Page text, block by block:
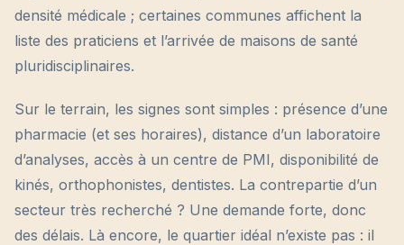
densité médicale ; certaines communes affichent la
liste des praticiens et l’arrivée de maisons de santé
pluridisciplinaires.
Sur le terrain, les signes sont simples : présence d’une
pharmacie (et ses horaires), distance d’un laboratoire
d’analyses, accès à un centre de PMI, disponibilité de
kinés, orthophonistes, dentistes. La contrepartie d’un
secteur très recherché ? Une demande forte, donc
des délais. Là encore, le quartier idéal n’existe pas : il